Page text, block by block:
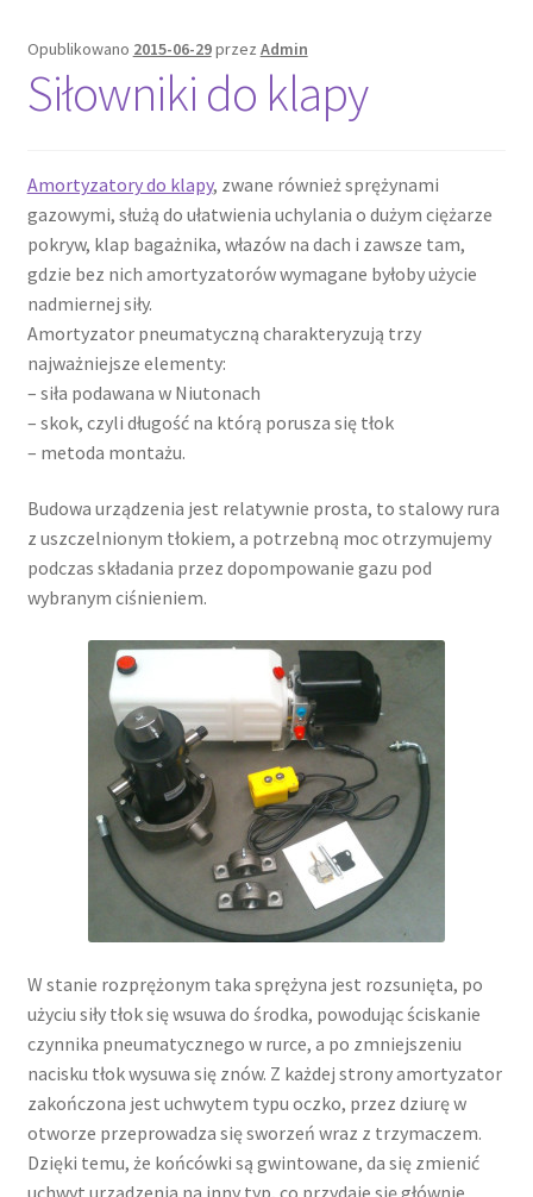
Opublikowano 2015-06-29przez Admin
Siłowniki do klapy
Amortyzatory do klapy, zwane również sprężynami
gazowymi, służą do ułatwienia uchylania o dużym ciężarze
pokryw, klap bagażnika, włazów na dach i zawsze tam,
gdzie bez nich amortyzatorów wymagane byłoby użycie
nadmiernej siły.
Amortyzator pneumatyczną charakteryzują trzy
najważniejsze elementy:
– siła podawana w Niutonach
– skok, czyli długość na którą porusza się tłok
– metoda montażu.
Budowa urządzenia jest relatywnie prosta, to stalowy rura
z uszczelnionym tłokiem, a potrzebną moc otrzymujemy
podczas składania przez dopompowanie gazu pod
wybranym ciśnieniem.
W stanie rozprężonym taka sprężyna jest rozsunięta, po
użyciu siły tłok się wsuwa do środka, powodując ściskanie
czynnika pneumatycznego w rurce, a po zmniejszeniu
nacisku tłok wysuwa się znów. Z każdej strony amortyzator
zakończona jest uchwytem typu oczko, przez dziurę w
otworze przeprowadza się sworzeń wraz z trzymaczem.
Dzięki temu, że końcówki są gwintowane, da się zmienić
uchwyt urządzenia na inny typ, co przydaje się głównie